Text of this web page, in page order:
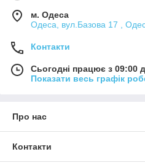
м. Одеса
Одеса, вул.Базова 17 ,
Контакти
Сьогодні працює з 09:00
Показати весь графік
Про нас
Контакти